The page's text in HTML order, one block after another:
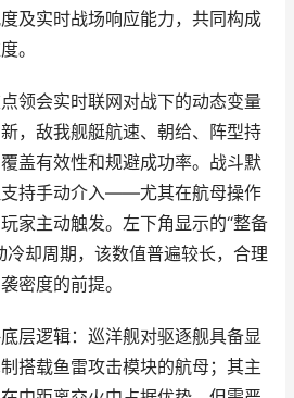
及实时战场响应能力，共同构成
。
领会实时联网对战下的动态变量
，敌我舰艇航速、朝给、阵型持
盖有效性和规避成功率。战斗默
持手动介入——尤其在航母操作
家主动触发。左下角显示的“整备
冷却周期，该数值普遍较长，合理
密度的前提。
层逻辑：巡洋舰对驱逐舰具备显
搭载鱼雷攻击模块的航母；其主